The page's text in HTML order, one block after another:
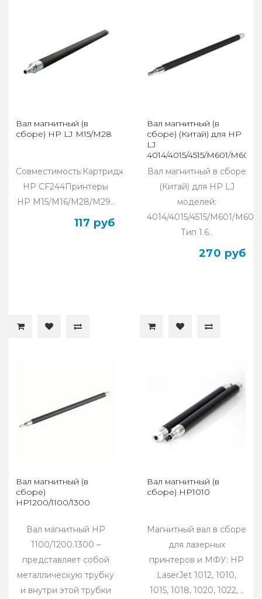
Вал магнитный (в
сборе) HP LJ M15/M28
Совместимость:Картридж
HP CF244Принтеры
HP M15/M16/M28/M29..
117 руб
Вал магнитный (в
сборе) (Китай) для HP
LJ
4014/4015/4515/M601/M602/
Тип 1.6
Вал магнитный в сборе
(Китай) для HP LJ
моделей:
4014/4015/4515/M601/
Тип 1.6..
270 руб
Вал магнитный (в
сборе)
HP1200/1100/1300
Вал магнитный HP
1100/1200.1300 –
представляет собой
металлическую трубку
и внутри этой трубки
Вал магнитный (в
сборе) HP1010
Магнитный вал в сборе
для лазерных
принтеров и МФУ: HP
LaserJet 1012, 1010,
1015, 1018, 1020, 1022, ..